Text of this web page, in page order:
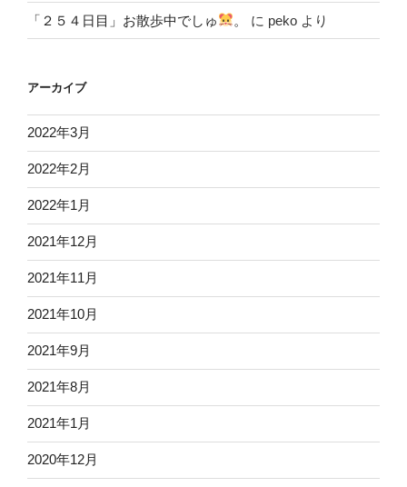
「２５４日目」お散歩中でしゅ 。 に peko より
アーカイブ
2022年3月
2022年2月
2022年1月
2021年12月
2021年11月
2021年10月
2021年9月
2021年8月
2021年1月
2020年12月